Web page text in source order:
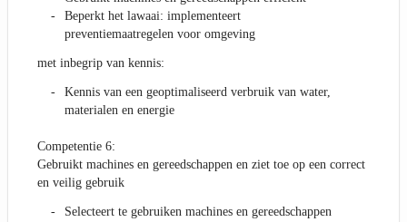
Beperkt het lawaai: implementeert
preventiemaatregelen voor omgeving
met inbegrip van kennis:
Kennis van een geoptimaliseerd verbruik van water,
materialen en energie
Competentie 6:
Gebruikt machines en gereedschappen en ziet toe op een correct
en veilig gebruik
Selecteert te gebruiken machines en gereedschappen